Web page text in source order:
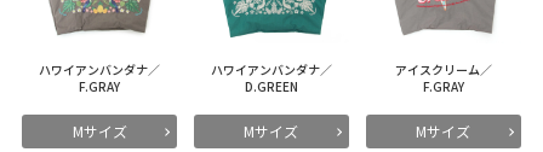
ハワイアンバンダナ／
F.GRAY
Mサイズ
ハワイアンバンダナ／
D.GREEN
Mサイズ
アイスクリーム／
F.GRAY
Mサイズ